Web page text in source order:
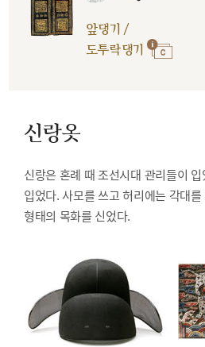
앞댕기 /
도투락댕기
신랑옷
신랑은 혼례 때 조선시대 관리들이
입었다. 사모를 쓰고 허리에는 각대
형태의 목화를 신었다.